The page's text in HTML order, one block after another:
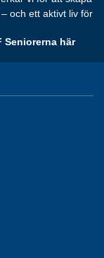
och ett aktivt liv för
Seniorerna här